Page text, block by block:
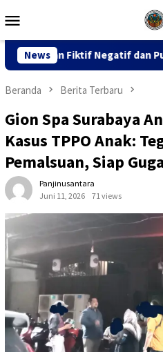
ke
Mobile
News
dan Putusan PK 155
Beranda Berita Terbaru
Gion Spa Surabaya
Kasus TPPO Anak:
Pemalsuan, Siap
Panjinusantara
Juni 11, 2026
71 views